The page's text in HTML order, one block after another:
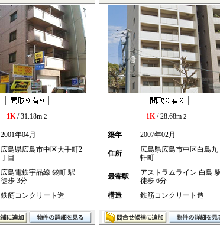
1K/ 31.18m 2
2001年04月
広島県広島市中区大手町2
丁目
広島電鉄宇品線 袋町 駅
徒歩 3分
鉄筋コンクリート造
1K/ 28.68m 2
築年 2007年02月
住所
広島県広島市中区白島九
軒町
最寄駅
アストラムライン 白島
徒歩 6分
構造
鉄筋コンクリート造